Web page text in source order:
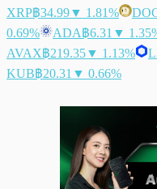
XRP฿34.99▼ 1.81%
0.69%
ADA฿6.31 ▼
AVAX฿219.35▼ 1.13%
KUB฿20.31 ▼ 0.66%